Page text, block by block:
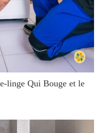
linge Qui Bouge et le